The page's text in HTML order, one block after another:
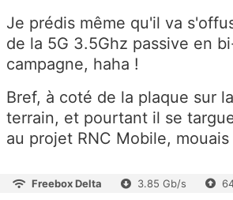
Je prédis même qu'il va
de la 5G 3.5Ghz passive en
campagne, haha !
Bref, à coté de la plaque sur
terrain, et pourtant il se
au projet RNC Mobile, mouais
Freebox Delta 3.85 Gb/s